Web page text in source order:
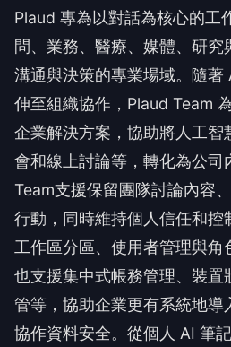
Plaud 專為以對話為核心的工
問、業務、醫療、媒體、研究
溝通與決策的專業場域。隨著
伸至組織協作，Plaud Team
企業解決方案，協助將人工智
會和線上討論等，轉化為公司
Team支援保留團隊討論內容
行動，同時維持個人信任和控
工作區分區、使用者管理與角
也支援集中式帳務管理、裝置
管等，協助企業更有系統地導
協作資料安全。從個人 AI 筆